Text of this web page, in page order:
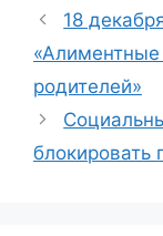
18
«Алиментные
родителей»
блокировать